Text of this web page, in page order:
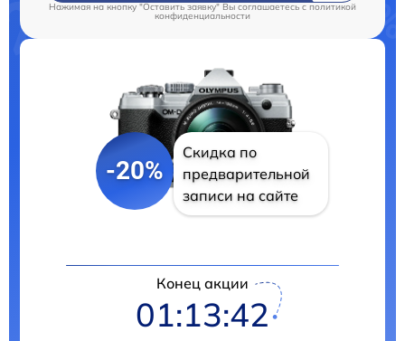
Нажимая на кнопку "Оставить заявку" Вы соглашаетесь c политикой
конфиденциальности
-20%
Скидка по
предварительной
записи на сайте
Конец акции
01:13:41